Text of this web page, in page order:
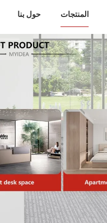
المنتجات حول بنا